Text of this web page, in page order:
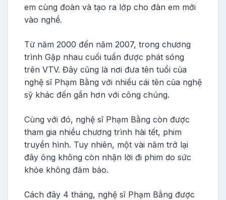
em cùng đoàn và tạo ra lớp cho đàn em mới
vào nghề.
Từ năm 2000 đến năm 2007, trong chương
trình Gặp nhau cuối tuần được phát sóng
trên VTV. Đây cũng là nơi đưa tên tuổi của
nghệ sĩ Phạm Bằng với nhiều cái tên của nghệ
sỹ khác đến gần hơn với công chúng.
Cùng với đó, nghệ sĩ Phạm Bằng còn được
tham gia nhiều chương trình hài tết, phim
truyền hình. Tuy nhiên, một vài năm trở lại
đây ông không còn nhận lời đi phim do sức
khỏe không đảm bảo.
Cách đây 4 tháng, nghệ sĩ Phạm Bằng được